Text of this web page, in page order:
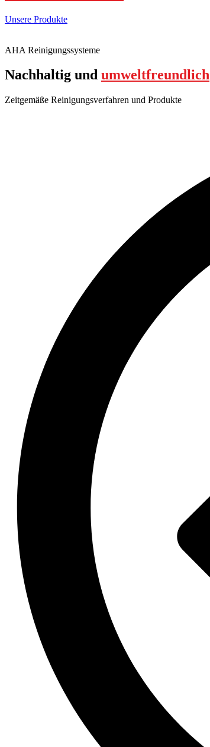
Unsere Produkte
AHA Reinigungssysteme
Nachhaltig und umweltfreundlich
Zeitgemäße Reinigungsverfahren und Produkte